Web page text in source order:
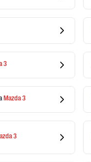
3
Mazda3
3